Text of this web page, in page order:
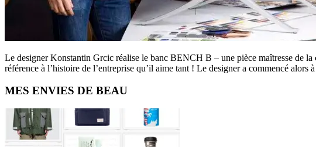
Le designer Konstantin Grcic réalise le banc BENCH B – une pièce maîtresse de
référence à l’histoire de l’entreprise qu’il aime tant ! Le designer a commencé
Primary
Sidebar
MES ENVIES DE BEAU